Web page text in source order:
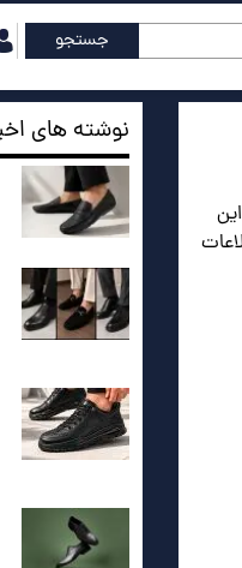
جستجو
نوشته های